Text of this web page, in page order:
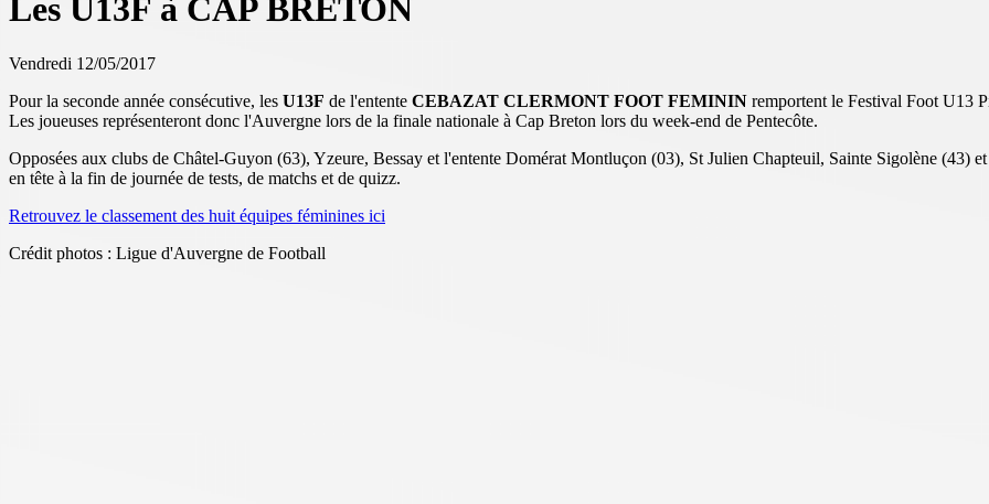
Les U13F à CAP BRETON
Vendredi 12/05/2017
Pour la seconde année consécutive, les U13F de l'entente CEBAZAT CLERMONT FOOT FEMININ remportent le Festival Foot U13
Les joueuses représenteront donc l'Auvergne lors de la finale nationale à Cap Breton lors du week-end de Pentecôte.
Opposées aux clubs de Châtel-Guyon (63), Yzeure, Bessay et l'entente Domérat Montluçon (03), St Julien Chapteuil, Sainte Sigolène (43)
en tête à la fin de journée de tests, de matchs et de quizz.
Retrouvez le classement des huit équipes féminines ici
Crédit photos : Ligue d'Auvergne de Football